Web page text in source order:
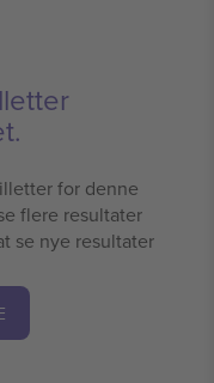
for denne
flere resultater
se nye resultater